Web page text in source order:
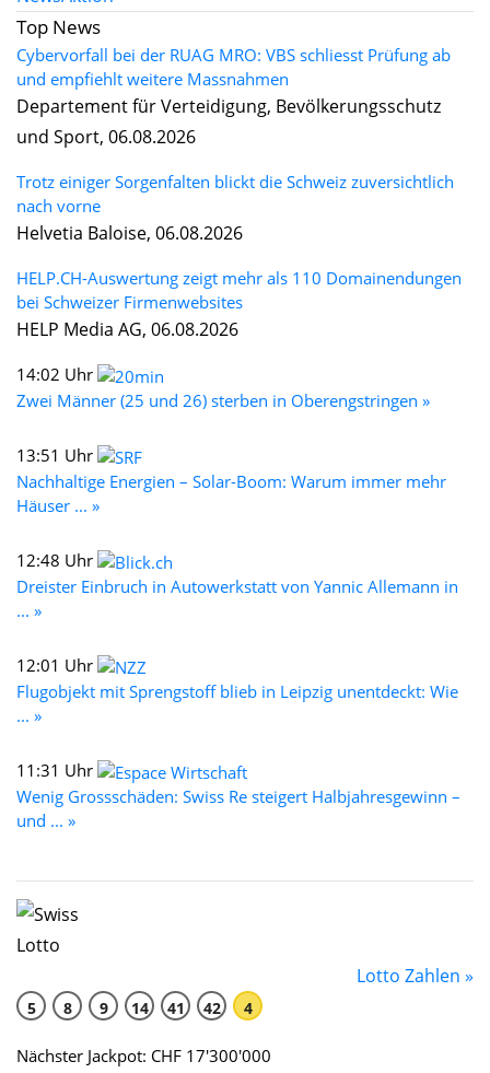
Top News
Cybervorfall bei der RUAG MRO: VBS schliesst Prüfung ab
und empfiehlt weitere Massnahmen
Departement für Verteidigung, Bevölkerungsschutz
und Sport, 06.08.2026
Trotz einiger Sorgenfalten blickt die Schweiz zuversichtlich
nach vorne
Helvetia Baloise, 06.08.2026
HELP.CH-Auswertung zeigt mehr als 110 Domainendungen
bei Schweizer Firmenwebsites
HELP Media AG, 06.08.2026
14:02 Uhr
Zwei Männer (25 und 26) sterben in Oberengstringen »
13:51 Uhr
Nachhaltige Energien – Solar-Boom: Warum immer mehr
Häuser ... »
12:48 Uhr
Dreister Einbruch in Autowerkstatt von Yannic Allemann in
... »
12:01 Uhr
Flugobjekt mit Sprengstoff blieb in Leipzig unentdeckt: Wie
... »
11:31 Uhr
Wenig Grossschäden: Swiss Re steigert Halbjahresgewinn –
und ... »
Lotto Zahlen »
5 8 9 14 41 42 4
Nächster Jackpot: CHF 17'300'000